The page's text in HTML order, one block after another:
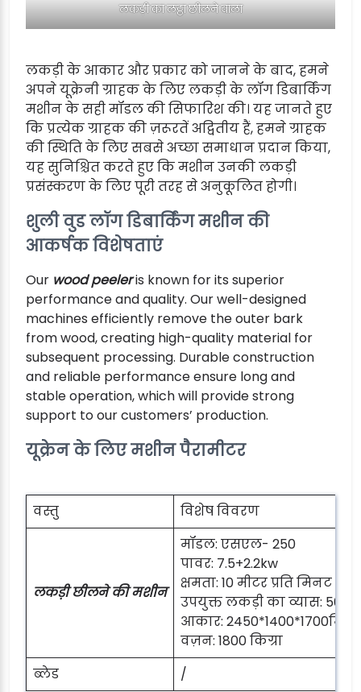
लकड़ी का लट्ठा छीलने वाला
लकड़ी के आकार और प्रकार को जानने के बाद, हमने
अपने यूक्रेनी ग्राहक के लिए लकड़ी के लॉग डिबार्किंग
मशीन के सही मॉडल की सिफारिश की। यह जानते हुए
कि प्रत्येक ग्राहक की ज़रूरतें अद्वितीय हैं, हमने ग्राहक
की स्थिति के लिए सबसे अच्छा समाधान प्रदान किया,
यह सुनिश्चित करते हुए कि मशीन उनकी लकड़ी
प्रसंस्करण के लिए पूरी तरह से अनुकूलित होगी।
शुली वुड लॉग डिबार्किंग मशीन की
आकर्षक विशेषताएं
Our wood peeleris known for its superior
performance and quality. Our well-designed
machines efficiently remove the outer bark
from wood, creating high-quality material for
subsequent processing. Durable construction
and reliable performance ensure long and
stable operation, which will provide strong
support to our customers’ production.
यूक्रेन के लिए मशीन पैरामीटर
वस्तु विशेष विवरण
लकड़ी छीलने की मशीन
मॉडल: एसएल- 250
पावर: 7.5+2.2kw
क्षमता: 10 मीटर प्रति मिनट
उपयुक्त लकड़ी का व्यास: 50-
आकार: 2450*1400*1700मिमी
वज़न: 1800 किग्रा
ब्लेड
/